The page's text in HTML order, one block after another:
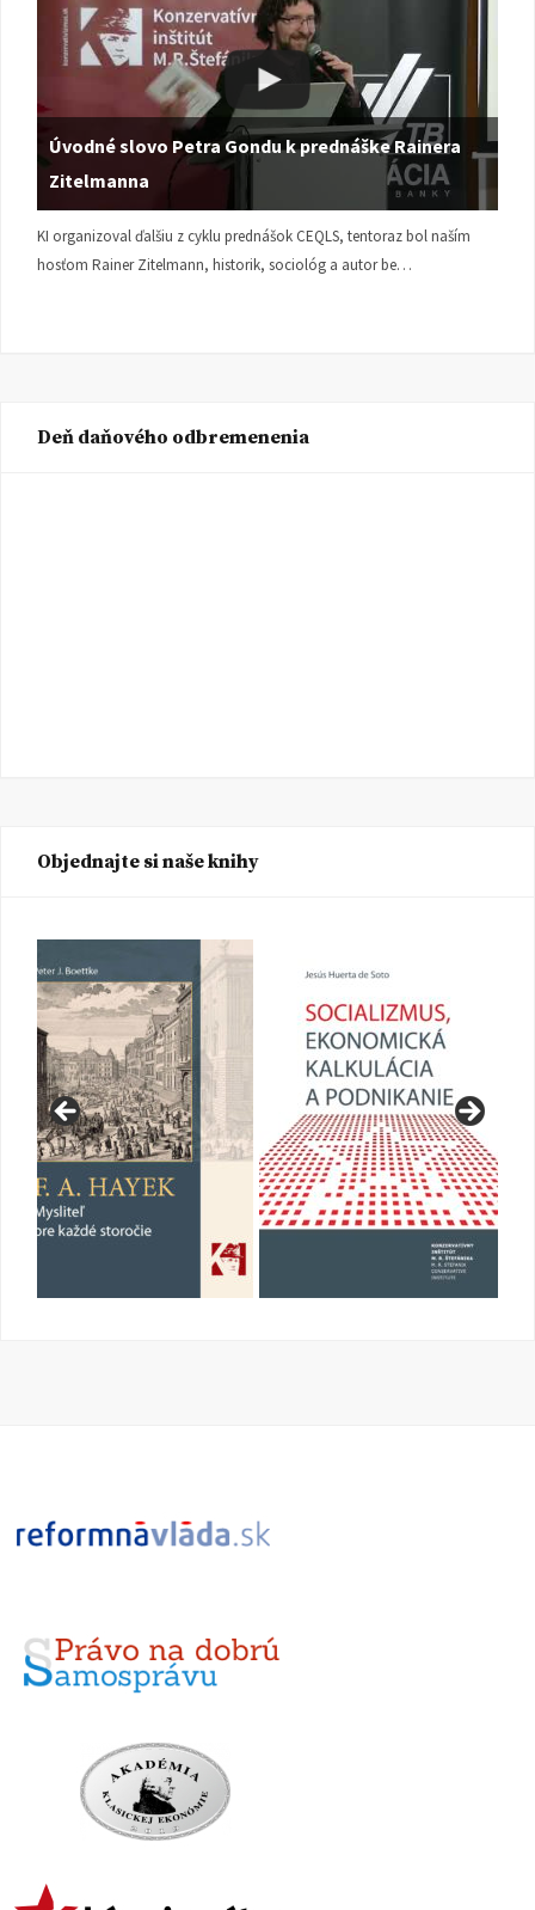
Úvodné slovo Petra Gondu k prednáške Rainera
Zitelmanna
KI organizoval ďalšiu z cyklu prednášok CEQLS, tentoraz bol naším
hosťom Rainer Zitelmann, historik, sociológ a autor be…
Deň daňového odbremenenia
Objednajte si naše knihy